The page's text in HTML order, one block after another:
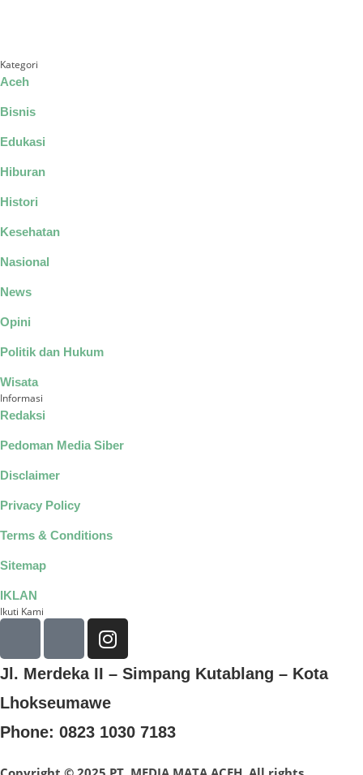
Kategori
Aceh
Bisnis
Edukasi
Hiburan
Histori
Kesehatan
Nasional
News
Opini
Politik dan Hukum
Wisata
Informasi
Redaksi
Pedoman Media Siber
Disclaimer
Privacy Policy
Terms & Conditions
Sitemap
IKLAN
Ikuti Kami
Jl. Merdeka II – Simpang Kutablang – Kota
Lhokseumawe
Phone: 0823 1030 7183